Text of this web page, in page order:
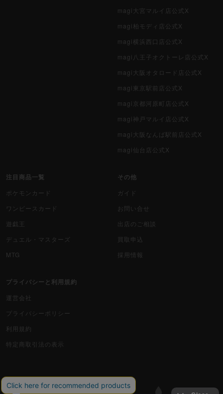
magi大宮マルイ店公式X
magi柏モディ店公式X
magi横浜西口店公式X
magi八王子オクトーレ店公式X
magi大阪オタロード店公式X
magi東京駅前店公式X
magi京都河原町店公式X
magi神戸マルイ店公式X
magi大阪なんば駅前店公式X
magi仙台店公式X
注目商品一覧
ポケモンカード
ワンピースカード
遊戯王
デュエル・マスターズ
MTG
その他
ガイド
お問い合せ
出店のご相談
買取申込
採用情報
プライバシーと利用規約
運営会社
プライバシーポリシー
利用規約
特定商取引法の表示